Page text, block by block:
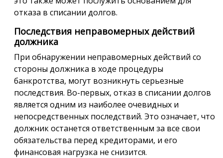
отказа в списании долгов.
Последствия неправомерных действий
должника
При обнаружении неправомерных действий со
стороны должника в ходе процедуры
банкротства, могут возникнуть серьезные
последствия. Во-первых, отказ в списании долгов
является одним из наиболее очевидных и
непосредственных последствий. Это означает, что
должник останется ответственным за все свои
обязательства перед кредиторами, и его
финансовая нагрузка не снизится.